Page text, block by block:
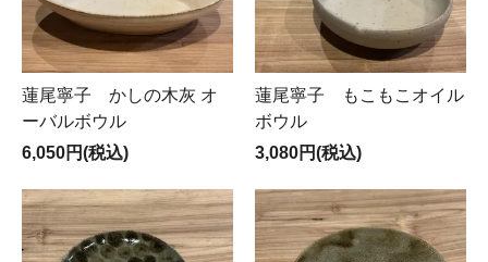
蓮尾寧子 かしの木灰 オ
ーバルボウル
6,050円(税込)
蓮尾寧子 もこもこオイル
ボウル
3,080円(税込)